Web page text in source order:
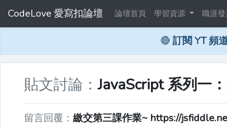
CodeLove 愛寫扣論壇 論壇首頁 學習資源 職涯
🔴 訂閱 YT 頻
貼文討論： JavaScript 系列一
留言回覆： 繳交第三課作業~ https://